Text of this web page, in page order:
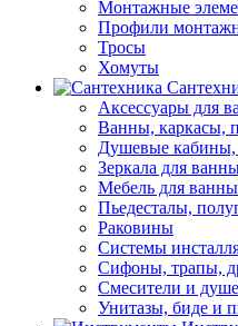
Монтажные
Профили
Тросы
Хомуты
Аксессуары для
Ванны, каркасы,
Душевые кабины,
Зеркала для
Мебель для
Пьедесталы,
Раковины
Системы
Сифоны, трапы,
Смесители и
Унитазы, биде и